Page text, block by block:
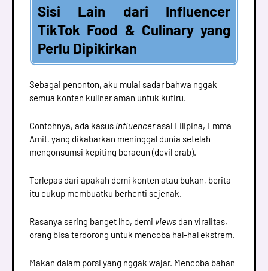
Sisi Lain dari Influencer
TikTok Food & Culinary yang
Perlu Dipikirkan
Sebagai penonton, aku mulai sadar bahwa nggak
semua konten kuliner aman untuk kutiru.
Contohnya, ada kasus influencerasal Filipina, Emma
Amit, yang dikabarkan meninggal dunia setelah
mengonsumsi kepiting beracun (devil crab).
Terlepas dari apakah demi konten atau bukan, berita
itu cukup membuatku berhenti sejenak.
Rasanya sering banget lho, demi views dan viralitas,
orang bisa terdorong untuk mencoba hal-hal ekstrem.
Makan dalam porsi yang nggak wajar. Mencoba bahan